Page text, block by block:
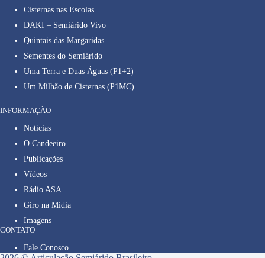
Cisternas nas Escolas
DAKI – Semiárido Vivo
Quintais das Margaridas
Sementes do Semiárido
Uma Terra e Duas Águas (P1+2)
Um Milhão de Cisternas (P1MC)
INFORMAÇÃO
Notícias
O Candeeiro
Publicações
Vídeos
Rádio ASA
Giro na Mídia
Imagens
CONTATO
Fale Conosco